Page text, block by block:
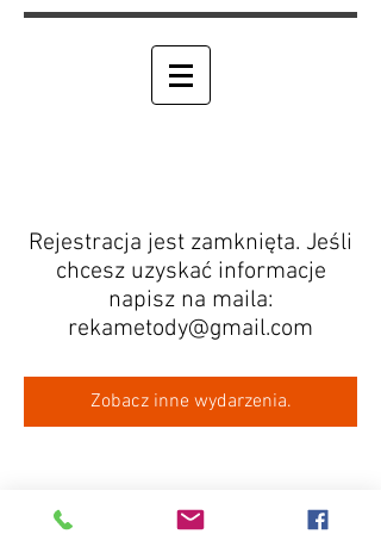
Rejestracja jest zamknięta. Jeśli
chcesz uzyskać informacje
napisz na maila:
rekametody@gmail.com
Zobacz inne wydarzenia.